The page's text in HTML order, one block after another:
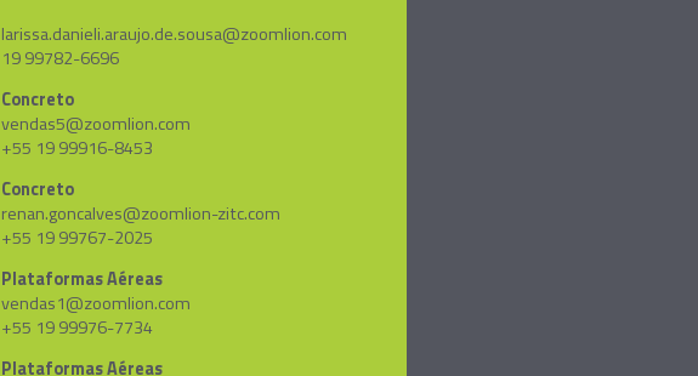
larissa.danieli.araujo.de.sousa@zoomlion.com
19 99782-6696
Concreto
vendas5@zoomlion.com
+55 19 99916-8453
Concreto
renan.goncalves@zoomlion-zitc.com
+55 19 99767-2025
Plataformas Aéreas
vendas1@zoomlion.com
+55 19 99976-7734
Plataformas Aéreas